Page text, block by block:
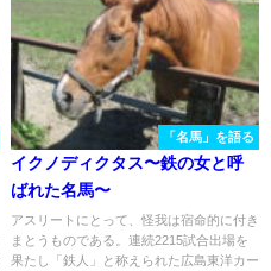
「名馬」を語る
イクノディクタス〜鉄の女と呼
ばれた名馬〜
アスリートにとって、怪我は宿命的に付き
まとうものである。連続2215試合出場を
果たし「鉄人」と称えられた広島東洋カー